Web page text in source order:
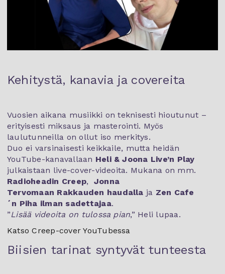
Kehitystä, kanavia ja covereita
Vuosien aikana musiikki on teknisesti hioutunut –
erityisesti miksaus ja masterointi. Myös
laulutunneilla on ollut iso merkitys.
Duo ei varsinaisesti keikkaile, mutta heidän
YouTube-kanavallaan Heli & Joona Live’n Play
julkaistaan live-cover-videoita. Mukana on mm.
Radioheadin Creep, Jonna
Tervomaan Rakkauden haudalla ja Zen Cafe
´n Piha ilman sadettajaa.
”Lisää videoita on tulossa pian,” Heli lupaa.
Katso Creep-cover YouTubessa
Biisien tarinat syntyvät tunteesta